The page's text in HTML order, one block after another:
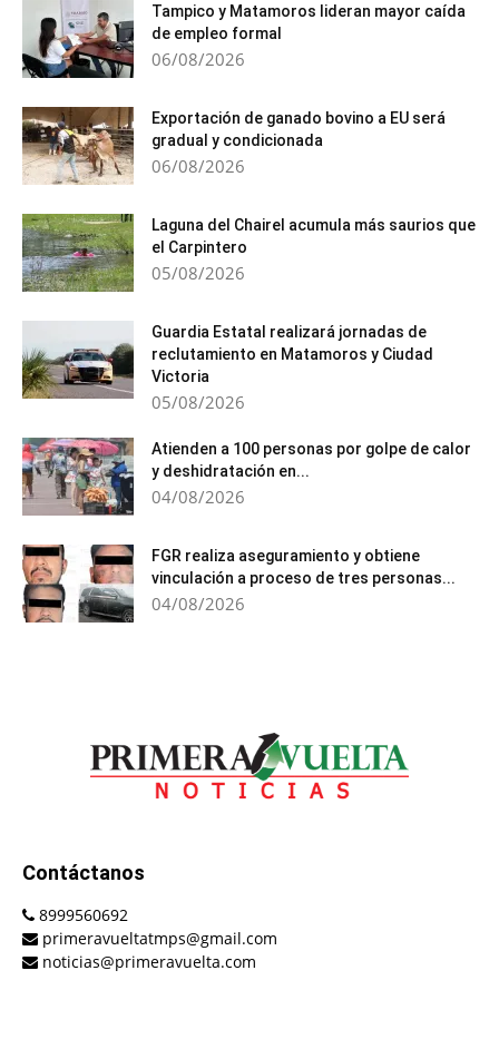
Tampico y Matamoros lideran mayor caída
de empleo formal
06/08/2026
Exportación de ganado bovino a EU será
gradual y condicionada
06/08/2026
Laguna del Chairel acumula más saurios que
el Carpintero
05/08/2026
Guardia Estatal realizará jornadas de
reclutamiento en Matamoros y Ciudad
Victoria
05/08/2026
Atienden a 100 personas por golpe de calor
y deshidratación en...
04/08/2026
FGR realiza aseguramiento y obtiene
vinculación a proceso de tres personas...
04/08/2026
Contáctanos
8999560692
primeravueltatmps@gmail.com
noticias@primeravuelta.com